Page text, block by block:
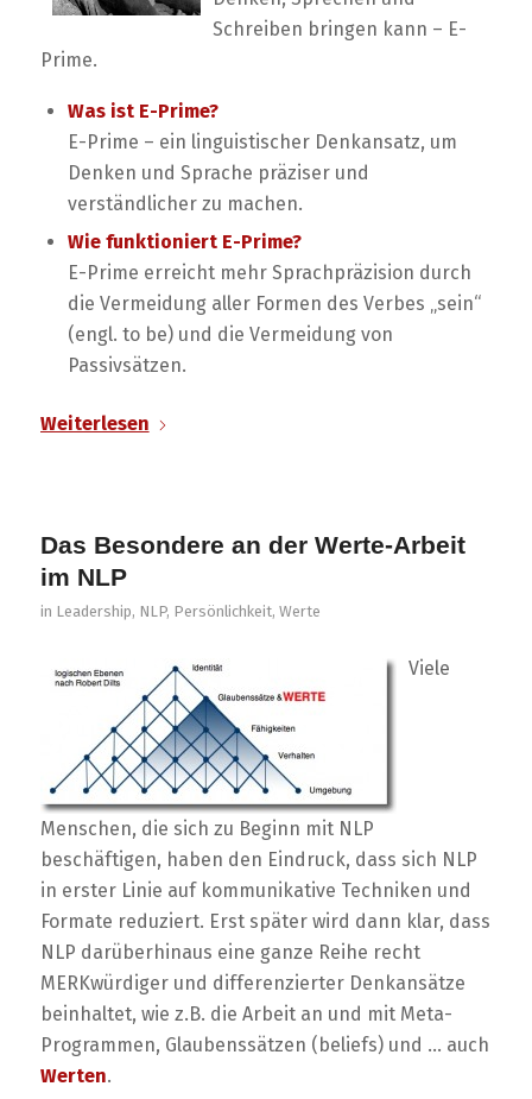
Schreiben bringen kann – E-
Prime.
Was ist E-Prime?
E-Prime – ein linguistischer Denkansatz, um
Denken und Sprache präziser und
verständlicher zu machen.
Wie funktioniert E-Prime?
E-Prime erreicht mehr Sprachpräzision durch
die Vermeidung aller Formen des Verbes „sein“
(engl. to be) und die Vermeidung von
Passivsätzen.
Weiterlesen
Das Besondere an der Werte-Arbeit
im NLP
in Leadership, NLP, Persönlichkeit, Werte
Viele
Menschen, die sich zu Beginn mit NLP
beschäftigen, haben den Eindruck, dass sich NLP
in erster Linie auf kommunikative Techniken und
Formate reduziert. Erst später wird dann klar, dass
NLP darüberhinaus eine ganze Reihe recht
MERKwürdiger und differenzierter Denkansätze
beinhaltet, wie z.B. die Arbeit an und mit Meta-
Programmen, Glaubenssätzen (beliefs) und … auch
Werten.